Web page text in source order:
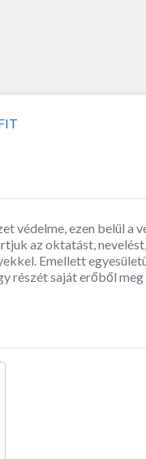
védelme, ezen belül a
az oktatást,
Emellett
részét saját erőből